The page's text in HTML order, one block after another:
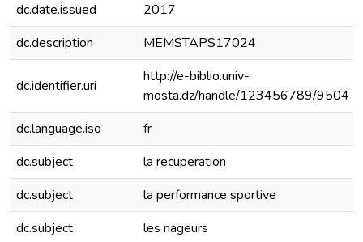
dc.date.issued
2017
dc.description
MEMSTAPS17024
dc.identifier.uri
http://e-biblio.univ-
mosta.dz/handle/123456789/9504
dc.language.iso
fr
dc.subject
la recuperation
dc.subject
la performance sportive
dc.subject
les nageurs